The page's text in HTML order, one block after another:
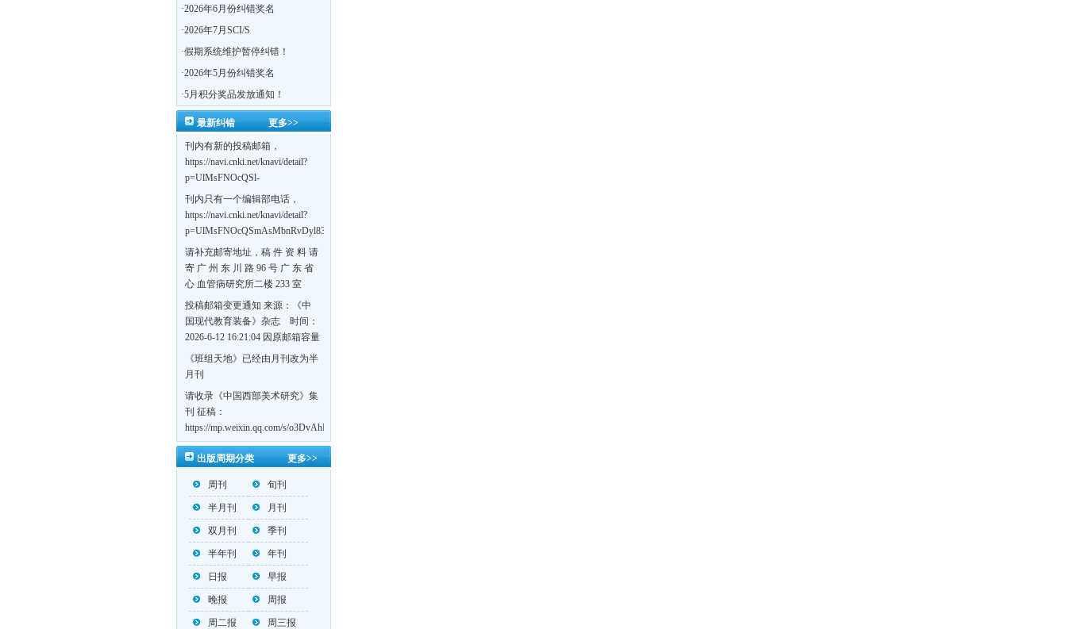
·2026年6月份纠错奖名
·2026年7月SCI/S
·假期系统维护暂停纠错！
·2026年5月份纠错奖名
·5月积分奖品发放通知！
更多>>
最新纠错
刊内有新的投稿邮箱，
https://navi.cnki.net/knavi/detail?
p=UlMsFNOcQSl-
yPsJaVdYhI9OTi6szUuOU_NDvPO0K0BoF1ZG1yIhhHZZQwijmL_S4KuQLHto28vdzYsVaYuDyJvL3JD0pympCrz6y6AjEVWucPtHhntZPg==&uniplatform=NZKPT&language=CHS
刊内只有一个编辑部电话，
https://navi.cnki.net/knavi/detail?
p=UlMsFNOcQSmAsMbnRvDyl83fGGu5dcrBYtF-
w7VFJdSWT5tem1RQ5W2sC5HRG-
S8mH75DuljrTVfVeoXxT4L0b-
Yrk7HaGd7C2w5FD7nrnLRR5Q57zsTTQ==&uniplatform=NZKPT&language=CHS
请补充邮寄地址，稿 件 资 料 请
寄 广 州 东 川 路 96 号 广 东 省
心 血管病研究所二楼 233 室
《岭南心血管病杂志》编辑部
收，
https://navi.cnki.net/knavi/detail?
BMxk-
109PkA==&uniplatform=NZKPT&language=CHS
投稿邮箱变更通知 来源：《中
国现代教育装备》杂志 时间：
2026-6-12 16:21:04 因原邮箱容量
有限，自即日起停止使用，我刊
投稿邮箱变更为 高教投稿邮
邮箱：bedu@cmee.net.cn
《班组天地》已经由月刊改为半
月刊
请收录《中国西部美术研究》集
刊 征稿：
https://mp.weixin.qq.com/s/o3DvAhL6jtTS9ASccwcwPQ
第一辑：
https://mp.weixin.qq.com/s/_w2OMIu6Gs1QL0b_JWhZAQ
更多>>
出版周期分类
周刊 旬刊
半月刊 月刊
双月刊 季刊
半年刊 年刊
日报 早报
晚报 周报
周二报 周三报